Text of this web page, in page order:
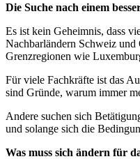
Die Suche nach einem
Es ist kein Geheimnis, dass
Nachbarländern Schweiz
Grenzregionen wie
Für viele Fachkräfte ist das
sind Gründe, warum immer
Andere suchen sich
und solange sich die
Was muss sich ändern für